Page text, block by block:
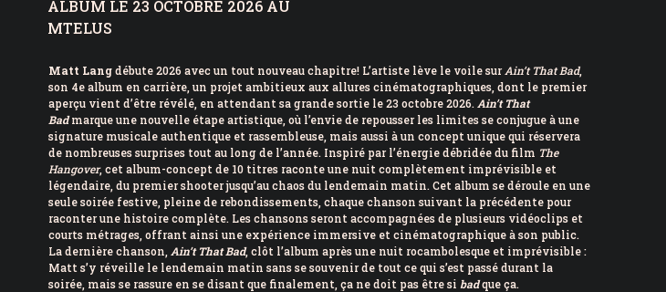
ALBUM LE 23 OCTOBRE 2026 AU
MTELUS
Matt Langdébute 2026 avec un tout nouveau chapitre! L’artiste lève le voile surAin’t That Bad,
son 4e album en carrière, un projet ambitieux aux allures cinématographiques, dont le premier
aperçu vient d’être révélé, en attendant sa grande sortie le 23 octobre 2026. Ain’t That
Badmarque une nouvelle étape artistique, où l’envie de repousser les limites se conjugue à une
signature musicale authentique et rassembleuse, mais aussi à un concept unique qui réservera
de nombreuses surprises tout au long de l’année. Inspiré par l’énergie débridée du film The
Hangover, cet album-concept de 10 titres raconte une nuit complètement imprévisible et
légendaire, du premier shooter jusqu’au chaos du lendemain matin. Cet album se déroule en une
seule soirée festive, pleine de rebondissements, chaque chanson suivant la précédente pour
raconter une histoire complète. Les chansons seront accompagnées de plusieurs vidéoclips et
courts métrages, offrant ainsi une expérience immersive et cinématographique à son public.
La dernière chanson, Ain’t That Bad, clôt l’album après une nuit rocambolesque et imprévisible :
Matt s’y réveille le lendemain matin sans se souvenir de tout ce qui s’est passé durant la
soirée, mais se rassure en se disant que finalement, ça ne doit pas être si badque ça.